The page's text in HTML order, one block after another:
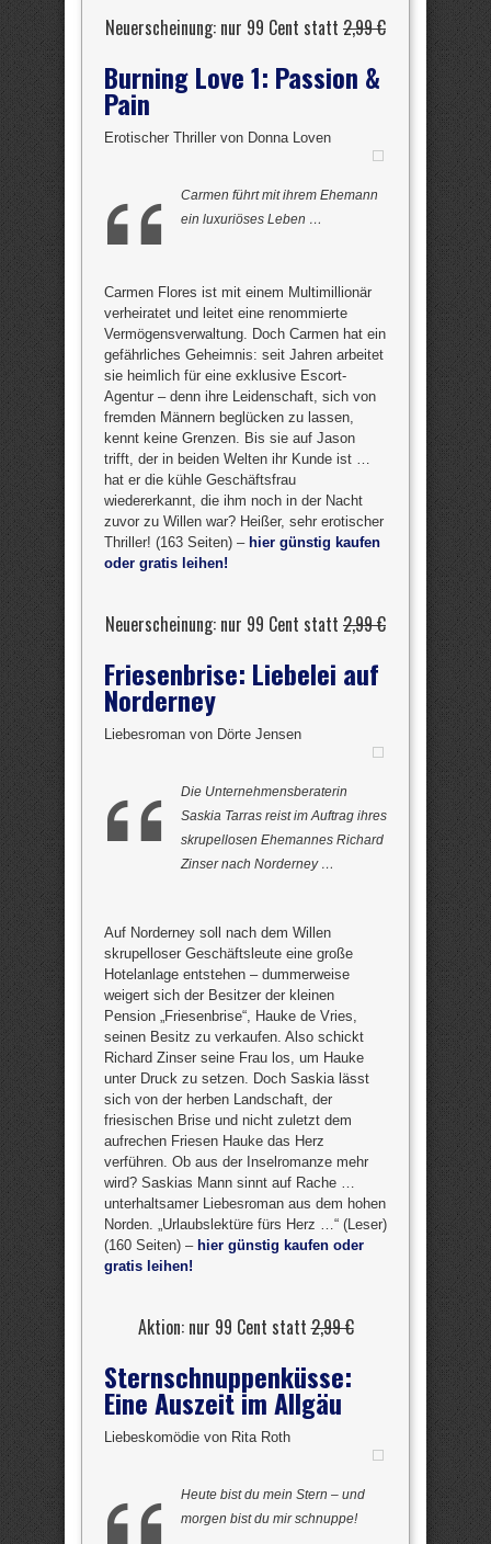
Neuerscheinung: nur 99 Cent statt 2,99 €
Burning Love 1: Passion &
Pain
Erotischer Thriller von Donna Loven
Carmen führt mit ihrem Ehemann
ein luxuriöses Leben …
Carmen Flores ist mit einem Multimillionär
verheiratet und leitet eine renommierte
Vermögensverwaltung. Doch Carmen hat ein
gefährliches Geheimnis: seit Jahren arbeitet
sie heimlich für eine exklusive Escort-
Agentur – denn ihre Leidenschaft, sich von
fremden Männern beglücken zu lassen,
kennt keine Grenzen. Bis sie auf Jason
trifft, der in beiden Welten ihr Kunde ist …
hat er die kühle Geschäftsfrau
wiedererkannt, die ihm noch in der Nacht
zuvor zu Willen war? Heißer, sehr erotischer
Thriller! (163 Seiten) – hier günstig kaufen
oder gratis leihen!
Neuerscheinung: nur 99 Cent statt 2,99 €
Friesenbrise: Liebelei auf
Norderney
Liebesroman von Dörte Jensen
Die Unternehmensberaterin
Saskia Tarras reist im Auftrag ihres
skrupellosen Ehemannes Richard
Zinser nach Norderney …
Auf Norderney soll nach dem Willen
skrupelloser Geschäftsleute eine große
Hotelanlage entstehen – dummerweise
weigert sich der Besitzer der kleinen
Pension „Friesenbrise“, Hauke de Vries,
seinen Besitz zu verkaufen. Also schickt
Richard Zinser seine Frau los, um Hauke
unter Druck zu setzen. Doch Saskia lässt
sich von der herben Landschaft, der
friesischen Brise und nicht zuletzt dem
aufrechen Friesen Hauke das Herz
verführen. Ob aus der Inselromanze mehr
wird? Saskias Mann sinnt auf Rache …
unterhaltsamer Liebesroman aus dem hohen
Norden. „Urlaubslektüre fürs Herz …“ (Leser)
(160 Seiten) – hier günstig kaufen oder
gratis leihen!
Aktion: nur 99 Cent statt2,99 €
Sternschnuppenküsse:
Eine Auszeit im Allgäu
Liebeskomödie von Rita Roth
Heute bist du mein Stern – und
morgen bist du mir schnuppe!